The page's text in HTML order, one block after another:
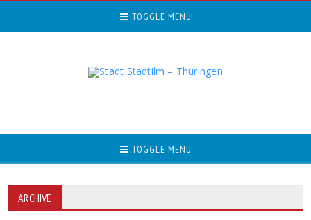
TOGGLE MENU
TOGGLE MENU
ARCHIVE